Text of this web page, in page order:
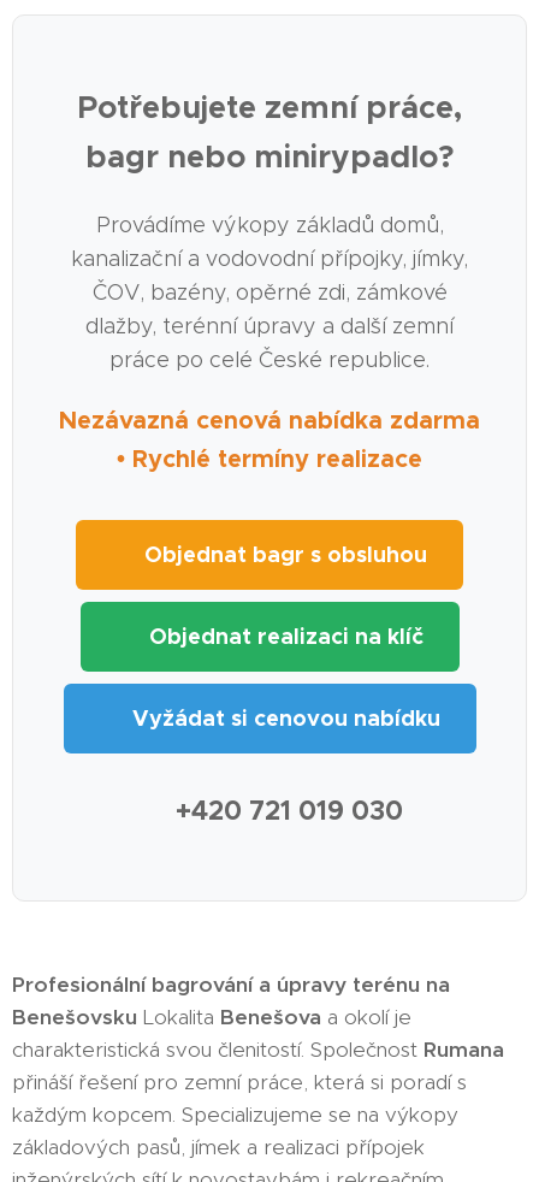
Potřebujete zemní práce,
bagr nebo minirypadlo?
Provádíme výkopy základů domů,
kanalizační a vodovodní přípojky, jímky,
ČOV, bazény, opěrné zdi, zámkové
dlažby, terénní úpravy a další zemní
práce po celé České republice.
Nezávazná cenová nabídka zdarma
• Rychlé termíny realizace
🚜 Objednat bagr s obsluhou
🏗️ Objednat realizaci na klíč
📋 Vyžádat si cenovou nabídku
📞 +420 721 019 030
Profesionální bagrování a úpravy terénu na
Benešovsku Lokalita Benešova a okolí je
charakteristická svou členitostí. Společnost Rumana
přináší řešení pro zemní práce, která si poradí s
každým kopcem. Specializujeme se na výkopy
základových pasů, jímek a realizaci přípojek